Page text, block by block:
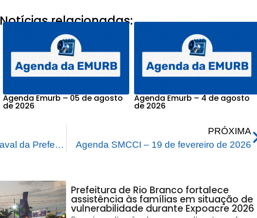
Notícias relacionadas:
Agenda Emurb – 05 de agosto
de 2026
Agenda Emurb – 4 de agosto
de 2026
Bloco Seis é D + vence carnaval da Prefeitura Rio Branco Folia, Tradição e Alegria
PRÓXIMA
Agenda SMCCI – 19 de fevereiro de 2026
Prefeitura de Rio Branco fortalece
assistência às famílias em situação de
vulnerabilidade durante Expoacre 2026